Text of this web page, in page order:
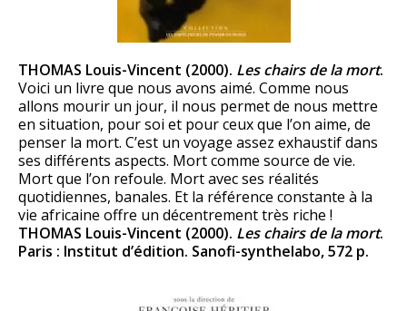
THOMAS Louis-Vincent (2000). Les chairs de la mort.
Voici un livre que nous avons aimé. Comme nous
allons mourir un jour, il nous permet de nous mettre
en situation, pour soi et pour ceux que l’on aime, de
penser la mort. C’est un voyage assez exhaustif dans
ses différents aspects. Mort comme source de vie.
Mort que l’on refoule. Mort avec ses réalités
quotidiennes, banales. Et la référence constante à la
vie africaine offre un décentrement très riche !
THOMAS Louis-Vincent (2000). Les chairs de la mort.
Paris : Institut d’édition. Sanofi-synthelabo, 572 p.